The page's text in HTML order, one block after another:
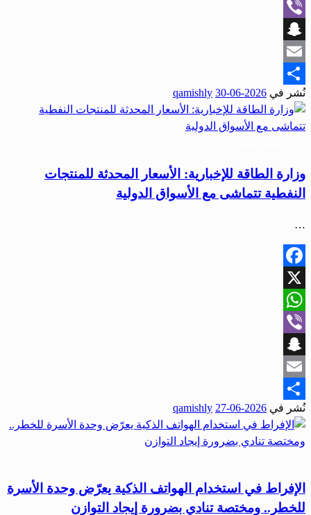
WhatsApp
Viber
Snapchat
Email
Share
نُشر في 2026-06-30
qamishly
وزارة الطاقة للإخبارية: الأسعار المحدثة للمنتجات
النفطية تتماشى مع الأسواق الدولية
…
Facebook
X
WhatsApp
Viber
Snapchat
Email
Share
نُشر في 2026-06-27
qamishly
الإفراط في استخدام الهواتف الذكية يعرّض وحدة الأسرة
للخطر.. ومختصة تنادي بضرورة إيجاد التوازن